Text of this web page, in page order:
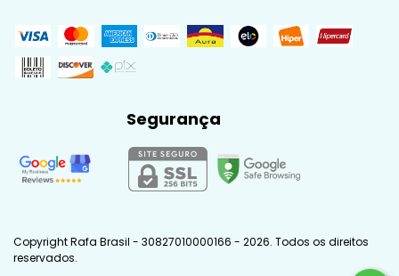
Segurança
Copyright Rafa Brasil - 30827010000166 - 2026. Todos os direitos
reservados.